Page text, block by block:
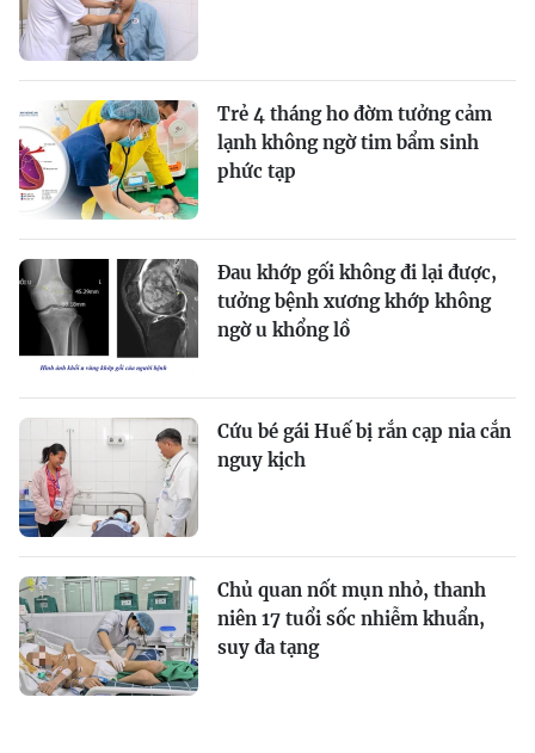
Trẻ 4 tháng ho đờm tưởng cảm
lạnh không ngờ tim bẩm sinh
phức tạp
Đau khớp gối không đi lại được,
tưởng bệnh xương khớp không
ngờ u khổng lồ
Cứu bé gái Huế bị rắn cạp nia cắn
nguy kịch
Chủ quan nốt mụn nhỏ, thanh
niên 17 tuổi sốc nhiễm khuẩn,
suy đa tạng